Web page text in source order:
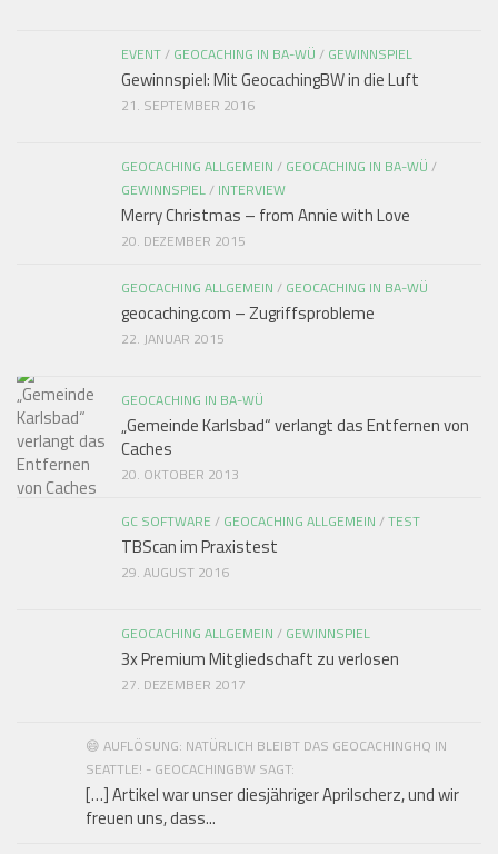
EVENT/ GEOCACHING IN BA-WÜ / GEWINNSPIEL
Gewinnspiel: Mit GeocachingBW in die Luft
21. SEPTEMBER 2016
GEOCACHING ALLGEMEIN / GEOCACHING IN BA-WÜ /
GEWINNSPIEL/ INTERVIEW
Merry Christmas – from Annie with Love
20. DEZEMBER 2015
GEOCACHING ALLGEMEIN / GEOCACHING IN BA-WÜ
geocaching.com – Zugriffsprobleme
22. JANUAR 2015
GEOCACHING IN BA-WÜ
„Gemeinde Karlsbad“ verlangt das Entfernen von
Caches
20. OKTOBER 2013
GC SOFTWARE / GEOCACHING ALLGEMEIN /TEST
TBScan im Praxistest
29. AUGUST 2016
GEOCACHING ALLGEMEIN / GEWINNSPIEL
3x Premium Mitgliedschaft zu verlosen
27. DEZEMBER 2017
😄 AUFLÖSUNG: NATÜRLICH BLEIBT DAS GEOCACHINGHQ IN
SEATTLE! - GEOCACHINGBW SAGT:
[…] Artikel war unser diesjähriger Aprilscherz, und wir
freuen uns, dass...